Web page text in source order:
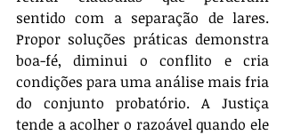
sentido com a separação de lares.
Propor soluções práticas demonstra
boa-fé, diminui o conflito e cria
condições para uma análise mais fria
do conjunto probatório. A Justiça
tende a acolher o razoável quando ele